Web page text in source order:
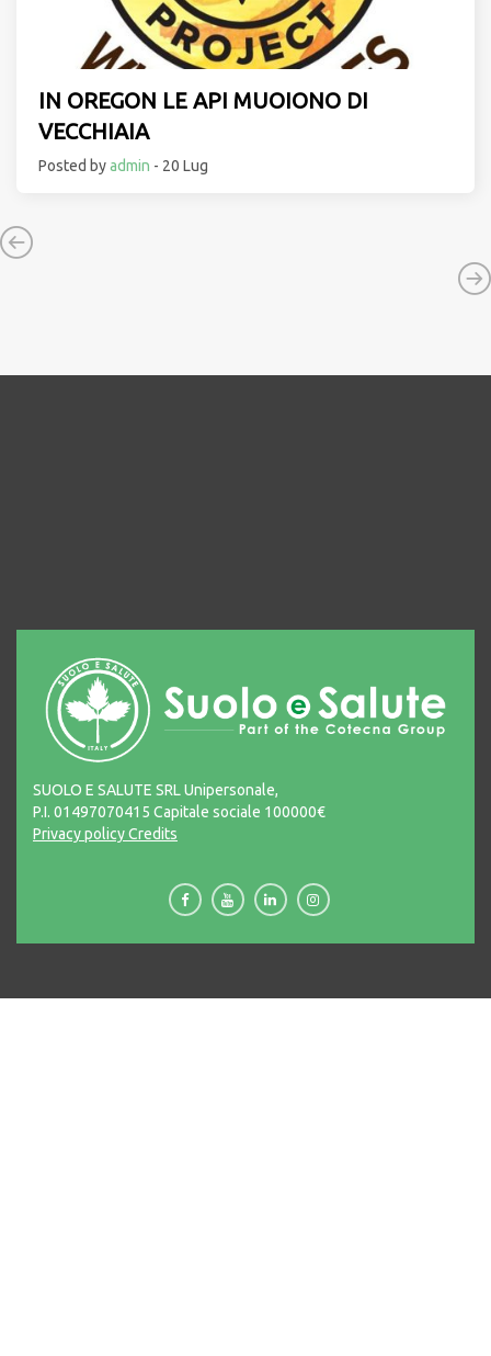
IN OREGON LE API MUOIONO DI
VECCHIAIA
Posted byadmin - 20 Lug
SUOLO E SALUTE SRL Unipersonale,
P.I. 01497070415 Capitale sociale 100000€
Privacy policyCredits